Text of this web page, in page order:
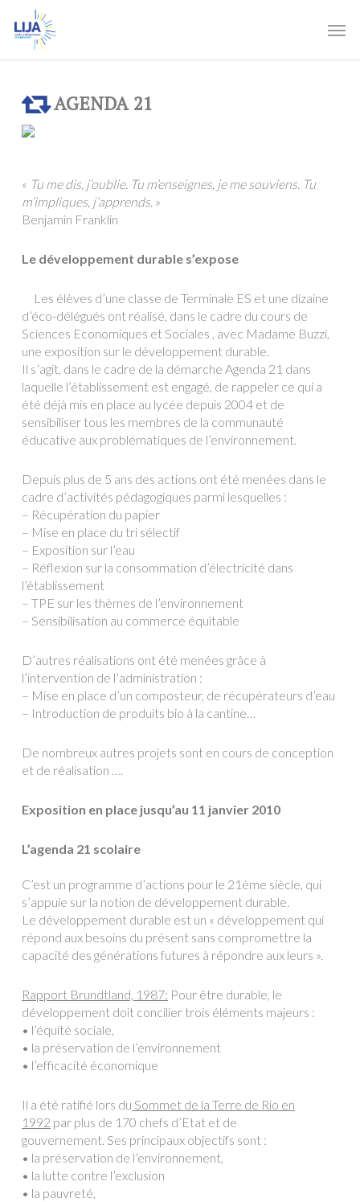
main
AGENDA 21
« Tu me dis, j’oublie. Tu m’enseignes, je me souviens. Tu
m’impliques, j’apprends. »
Benjamin Franklin
Le développement durable s’expose
Les élèves d’une classe de Terminale ES et une dizaine
d’éco-délégués ont réalisé, dans le cadre du cours de
Sciences Economiques et Sociales , avec Madame Buzzi,
une exposition sur le développement durable.
Il s’agit, dans le cadre de la démarche Agenda 21 dans
laquelle l’établissement est engagé, de rappeler ce qui a
été déjà mis en place au lycée depuis 2004 et de
sensibiliser tous les membres de la communauté
éducative aux problématiques de l’environnement.
Depuis plus de 5 ans des actions ont été menées dans le
cadre d’activités pédagogiques parmi lesquelles :
– Récupération du papier
– Mise en place du tri sélectif
– Exposition sur l’eau
– Réflexion sur la consommation d’électricité dans
l’établissement
– TPE sur les thèmes de l’environnement
– Sensibilisation au commerce équitable
D’autres réalisations ont été menées grâce à
l’intervention de l’administration :
– Mise en place d’un composteur, de récupérateurs d’eau
– Introduction de produits bio à la cantine…
De nombreux autres projets sont en cours de conception
et de réalisation ….
Exposition en place jusqu’au 11 janvier 2010
L’agenda 21 scolaire
C’est un programme d’actions pour le 21ème siècle, qui
s’appuie sur la notion de développement durable.
Le développement durable est un « développement qui
répond aux besoins du présent sans compromettre la
capacité des générations futures à répondre aux leurs ».
Rapport Brundtland, 1987: Pour être durable, le
développement doit concilier trois éléments majeurs :
• l’équité sociale,
• la préservation de l’environnement
• l’efficacité économique
Il a été ratifié lors du Sommet de la Terre de Rio en
1992 par plus de 170 chefs d’Etat et de
gouvernement. Ses principaux objectifs sont :
• la préservation de l’environnement,
• la lutte contre l’exclusion
• la pauvreté,